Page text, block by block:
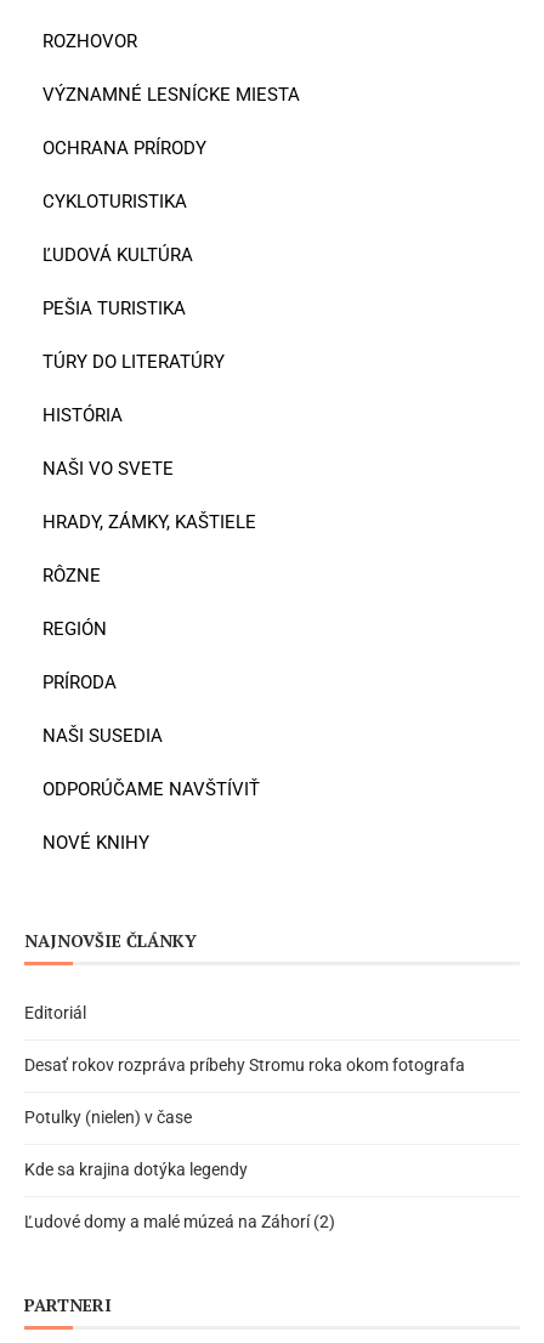
ROZHOVOR
VÝZNAMNÉ LESNÍCKE MIESTA
OCHRANA PRÍRODY
CYKLOTURISTIKA
ĽUDOVÁ KULTÚRA
PEŠIA TURISTIKA
TÚRY DO LITERATÚRY
HISTÓRIA
NAŠI VO SVETE
HRADY, ZÁMKY, KAŠTIELE
RÔZNE
REGIÓN
PRÍRODA
NAŠI SUSEDIA
ODPORÚČAME NAVŠTÍVIŤ
NOVÉ KNIHY
NAJNOVŠIE ČLÁNKY
Editoriál
Desať rokov rozpráva príbehy Stromu roka okom fotografa
Potulky (nielen) v čase
Kde sa krajina dotýka legendy
Ľudové domy a malé múzeá na Záhorí (2)
PARTNERI